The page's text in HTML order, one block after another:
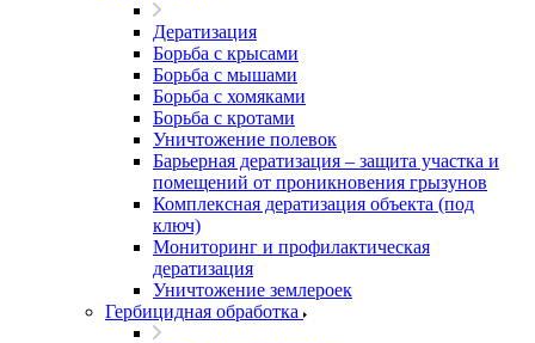
Дератизация
Борьба с крысами
Борьба с мышами
Борьба с хомяками
Борьба с кротами
Уничтожение полевок
Барьерная дератизация – защита участка и
помещений от проникновения грызунов
Комплексная дератизация объекта (под
ключ)
Мониторинг и профилактическая
дератизация
Уничтожение землероек
Гербицидная обработка